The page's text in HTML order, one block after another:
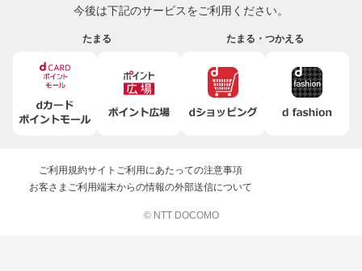
今後は下記のサービスをご利用ください。
たまる たまる・つかえる
ご利用規約サイトご利用にあたっての注意事項
お客さまご利用端末からの情報の外部送信について
© NTT DOCOMO